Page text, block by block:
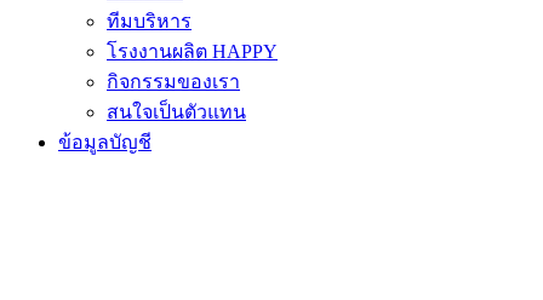
ทีมบริหาร
โรงงานผลิต HAPPY
กิจกรรมของเรา
สนใจเป็นตัวแทน
ข้อมูลบัญชี